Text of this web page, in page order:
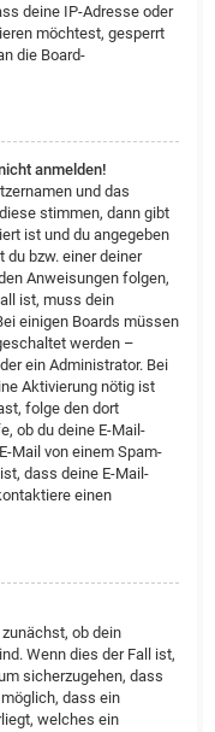
deine IP-Adresse oder
möchtest, gesperrt
die Board-
anmelden!
und das
stimmen, dann gibt
ist und du angegeben
du bzw. einer deiner
Anweisungen folgen,
ist, muss dein
einigen Boards müssen
werden –
ein Administrator. Bei
Aktivierung nötig ist
folge den dort
ob du deine E-Mail-
Mail von einem Spam-
dass deine E-Mail-
einen
ob dein
Wenn dies der Fall ist,
sicherzugehen, dass
dass ein
welches ein